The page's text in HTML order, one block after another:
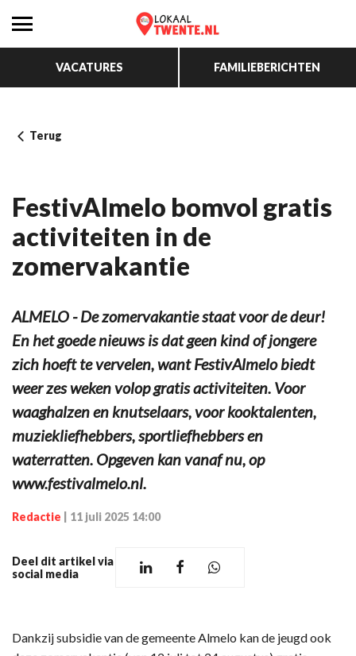
VACATURES FAMILIEBERICHTEN
Terug
FestivAlmelo bomvol gratis
activiteiten in de
zomervakantie
ALMELO - De zomervakantie staat voor de deur!
En het goede nieuws is dat geen kind of jongere
zich hoeft te vervelen, want FestivAlmelo biedt
weer zes weken volop gratis activiteiten. Voor
waaghalzen en knutselaars, voor kooktalenten,
muziekliefhebbers, sportliefhebbers en
waterratten. Opgeven kan vanaf nu, op
www.festivalmelo.nl.
Redactie 11 juli 2025 14:00
Deel dit artikel via
social media
Dankzij subsidie van de gemeente Almelo kan de jeugd ook